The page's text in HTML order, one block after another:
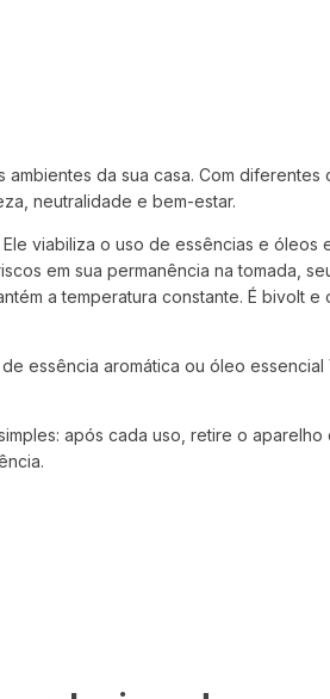
da sua casa. Com
neutralidade e bem-estar.
viabiliza o uso de essências e óleos
em sua permanência na tomada,
a temperatura constante. É bivolt
essência aromática ou óleo
após cada uso, retire o